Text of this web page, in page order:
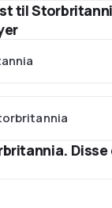
til